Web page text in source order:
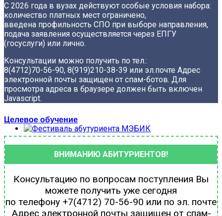
С 2026 года в вузах действуют особые условия набора:
количество платных мест ограничено,
введена профильность СПО при выборе направления,
подача заявления осуществляется через ЕПГУ
(госуслуги) или лично.
Консультации можно получить по тел.:
8(4712)70-56-90, 8(919)210-38-39 или эл.почте Адрес
электронной почты защищен от спам-ботов. Для
просмотра адреса в браузере должен быть включен
Javascript.
Целевое обучение
ВНИМАНИЮ АБИТУРИЕНТОВ!
Консультацию по вопросам поступления Вы
можете получить уже сегодня
по телефону +7(4712) 70-56-90 или по эл. почте
Адрес электронной почты защищен от спам-